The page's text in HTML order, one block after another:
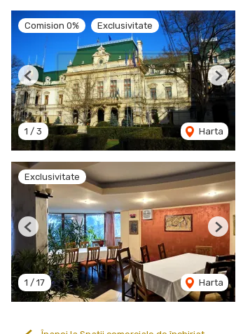
Comision 0% Exclusivitate
1 / 3 Harta
Previous Next
Exclusivitate
1 / 17 Harta
Previous Next